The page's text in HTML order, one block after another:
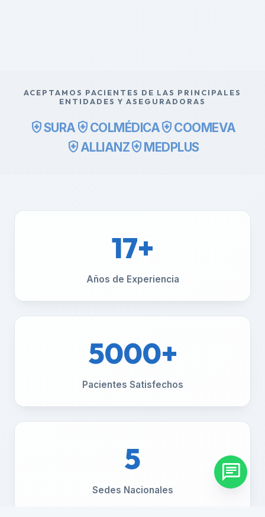
ACEPTAMOS PACIENTES DE LAS PRINCIPALES
ENTIDADES Y ASEGURADORAS
health_and_safetySURA health_and_safety COLMÉDICAhealth_and_safety COOMEVA
health_and_safety ALLIANZhealth_and_safety MEDPLUS
17+
Años de Experiencia
5000+
Pacientes Satisfechos
5
Sedes Nacionales
chat